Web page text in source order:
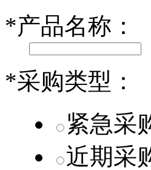
乐道L60核心零
*产品名称：
*采购类型：
紧急采
近期采